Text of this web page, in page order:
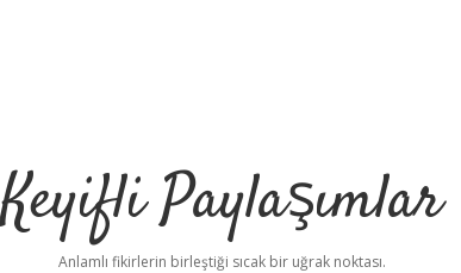
Keyifli Paylaşımlar
Anlamlı fikirlerin birleştiği sıcak bir uğrak noktası.